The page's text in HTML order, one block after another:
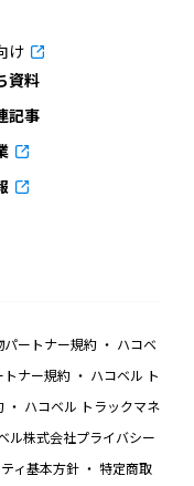
け
資料
記事
パートナー規約
ハコベ
トナー規約
ハコベル ト
ハコベル トラックマネ
ル株式会社プライバシー
ィ基本方針 特定商取